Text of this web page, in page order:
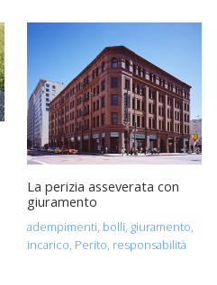
La perizia asseverata con
giuramento
adempimenti, bolli, giuramento,
incarico, Perito, responsabilità